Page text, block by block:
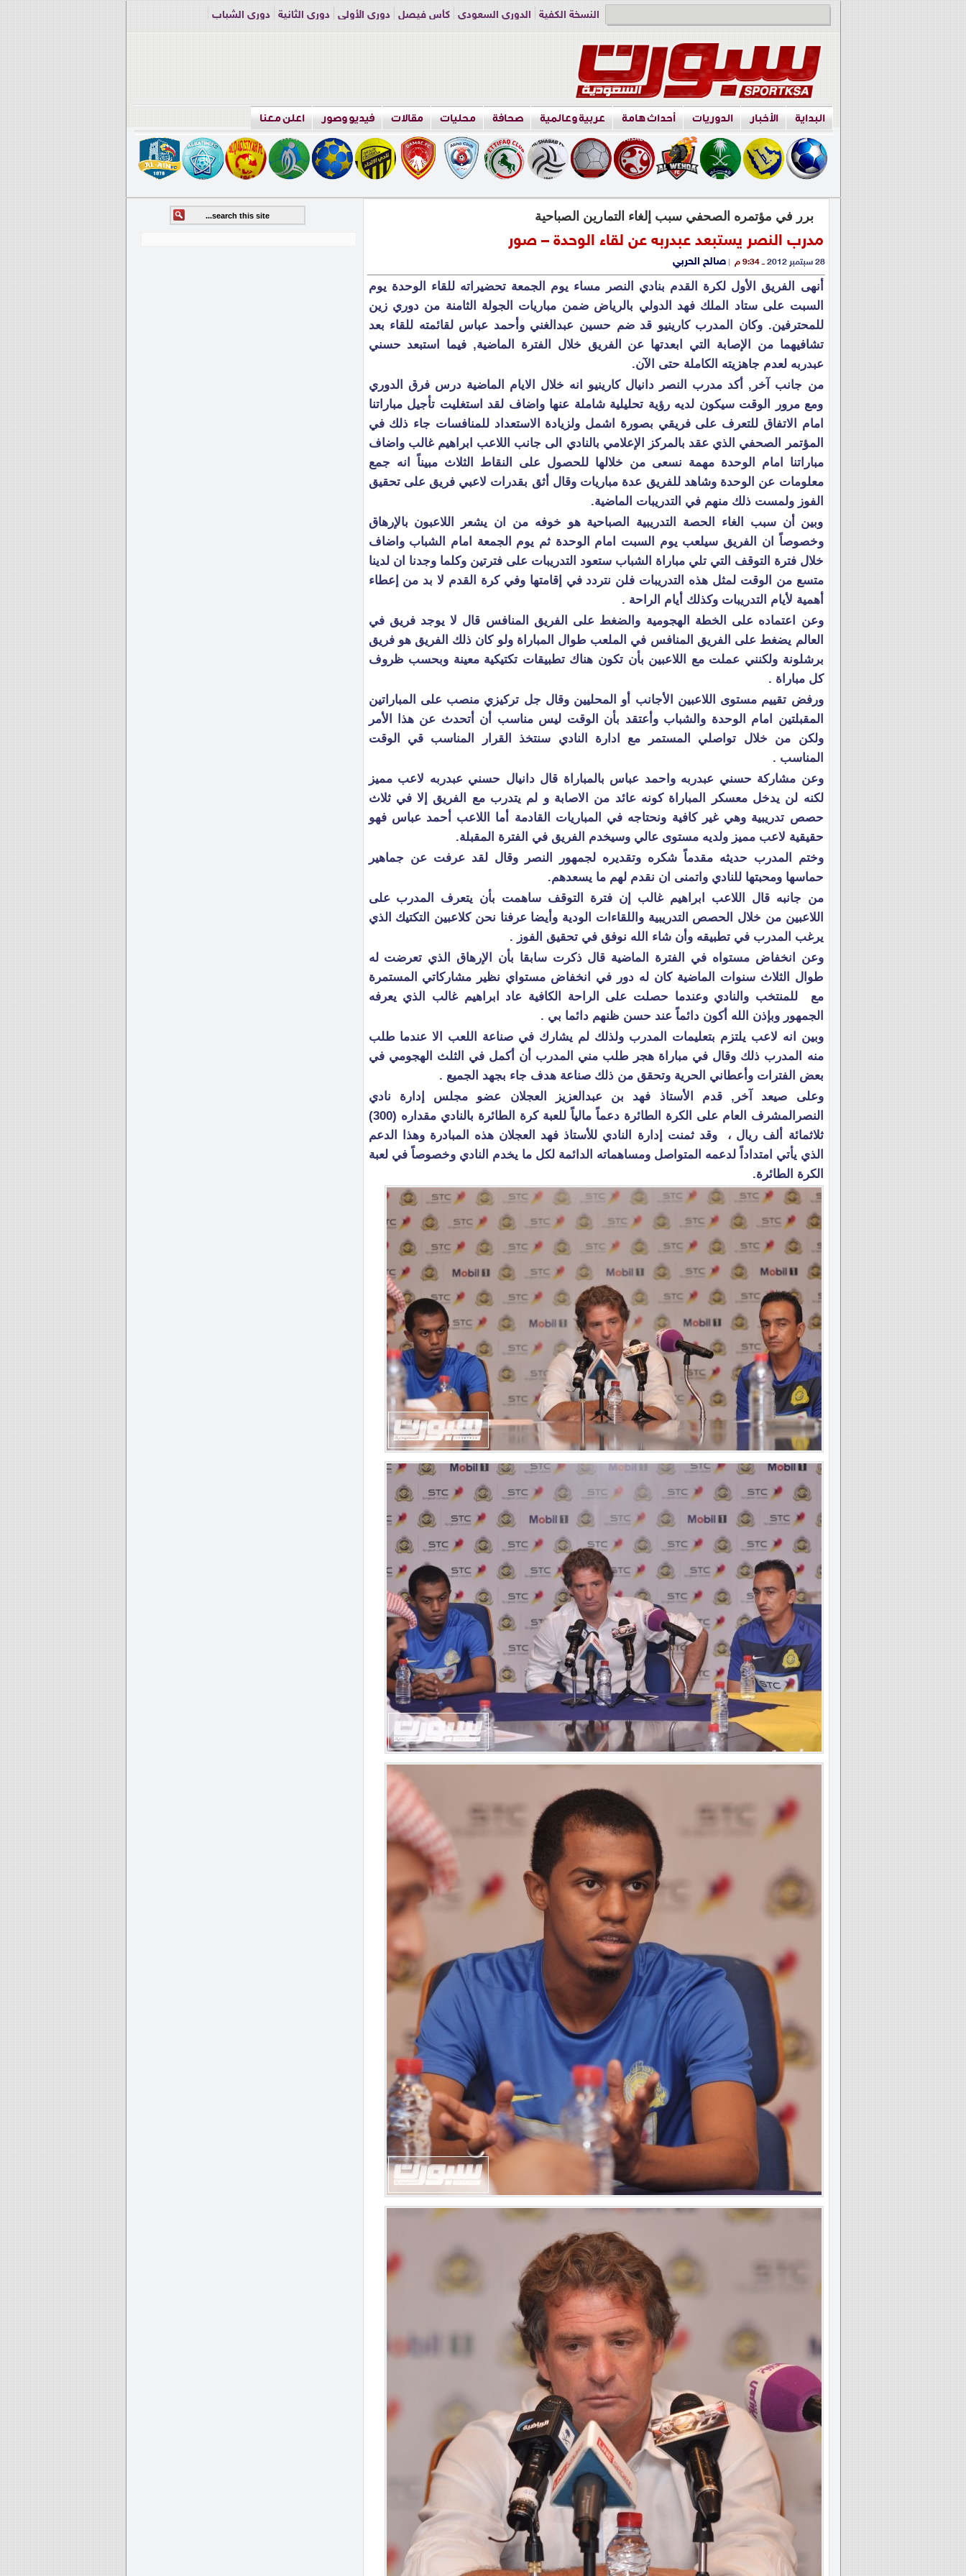
النسخة الكفية الدوري السعودي كأس فيصل دوري الأولى دوري الثانية
دوري الشباب
البداية الأخبار الدوريات أحداث هامة عربية وعالمية صحافة محليات مقالات فيديو وصور اعلن معنا
برر في مؤتمره الصحفي سبب إلغاء التمارين الصباحية
مدرب النصر يستبعد عبدربه عن لقاء الوحدة – صور
28 سبتمبر 2012 ــ 9:34 م |صالح الحربي
أنهى الفريق الأول لكرة القدم بنادي النصر مساء يوم الجمعة تحضيراته للقاء الوحدة يوم
السبت على ستاد الملك فهد الدولي بالرياض ضمن مباريات الجولة الثامنة من دوري زين
للمحترفين. وكان المدرب كارينيو قد ضم حسين عبدالغني وأحمد عباس لقائمته للقاء بعد
تشافيهما من الإصابة التي ابعدتها عن الفريق خلال الفترة الماضية, فيما استبعد حسني
عبدربه لعدم جاهزيته الكاملة حتى الآن.
من جانب آخر, أكد مدرب النصر دانيال كارينيو انه خلال الايام الماضية درس فرق الدوري
ومع مرور الوقت سيكون لديه رؤية تحليلية شاملة عنها واضاف لقد استغليت تأجيل مباراتنا
امام الاتفاق للتعرف على فريقي بصورة اشمل ولزيادة الاستعداد للمنافسات جاء ذلك في
المؤتمر الصحفي الذي عقد بالمركز الإعلامي بالنادي الى جانب اللاعب ابراهيم غالب واضاف
مباراتنا امام الوحدة مهمة نسعى من خلالها للحصول على النقاط الثلاث مبيناً انه جمع
معلومات عن الوحدة وشاهد للفريق عدة مباريات وقال أثق بقدرات لاعبي فريق على تحقيق
الفوز ولمست ذلك منهم في التدريبات الماضية.
وبين أن سبب الغاء الحصة التدريبية الصباحية هو خوفه من ان يشعر اللاعبون بالإرهاق
وخصوصاً ان الفريق سيلعب يوم السبت امام الوحدة ثم يوم الجمعة امام الشباب واضاف
خلال فترة التوقف التي تلي مباراة الشباب ستعود التدريبات على فترتين وكلما وجدنا ان لدينا
متسع من الوقت لمثل هذه التدريبات فلن نتردد في إقامتها وفي كرة القدم لا بد من إعطاء
أهمية لأيام التدريبات وكذلك أيام الراحة .
وعن اعتماده على الخطة الهجومية والضغط على الفريق المنافس قال لا يوجد فريق في
العالم يضغط على الفريق المنافس في الملعب طوال المباراة ولو كان ذلك الفريق هو فريق
برشلونة ولكنني عملت مع اللاعبين بأن تكون هناك تطبيقات تكتيكية معينة وبحسب ظروف
كل مباراة .
ورفض تقييم مستوى اللاعبين الأجانب أو المحليين وقال جل تركيزي منصب على المباراتين
المقبلتين امام الوحدة والشباب وأعتقد بأن الوقت ليس مناسب أن أتحدث عن هذا الأمر
ولكن من خلال تواصلي المستمر مع ادارة النادي سنتخذ القرار المناسب قي الوقت
المناسب .
وعن مشاركة حسني عبدربه واحمد عباس بالمباراة قال دانيال حسني عبدربه لاعب مميز
لكنه لن يدخل معسكر المباراة كونه عائد من الاصابة و لم يتدرب مع الفريق إلا في ثلاث
حصص تدريبية وهي غير كافية ونحتاجه في المباريات القادمة أما اللاعب أحمد عباس فهو
حقيقية لاعب مميز ولديه مستوى عالي وسيخدم الفريق في الفترة المقبلة.
وختم المدرب حديثه مقدماً شكره وتقديره لجمهور النصر وقال لقد عرفت عن جماهير
حماسها ومحبتها للنادي واتمنى ان نقدم لهم ما يسعدهم.
من جانبه قال اللاعب ابراهيم غالب إن فترة التوقف ساهمت بأن يتعرف المدرب على
اللاعبين من خلال الحصص التدريبية واللقاءات الودية وأيضا عرفنا نحن كلاعبين التكتيك الذي
يرغب المدرب في تطبيقه وأن شاء الله نوفق في تحقيق الفوز .
وعن انخفاض مستواه في الفترة الماضية قال ذكرت سابقا بأن الإرهاق الذي تعرضت له
طوال الثلاث سنوات الماضية كان له دور في انخفاض مستواي نظير مشاركاتي المستمرة
مع للمنتخب والنادي وعندما حصلت على الراحة الكافية عاد ابراهيم غالب الذي يعرفه
الجمهور وبإذن الله أكون دائماً عند حسن ظنهم دائما بي .
وبين انه لاعب يلتزم بتعليمات المدرب ولذلك لم يشارك في صناعة اللعب الا عندما طلب
منه المدرب ذلك وقال في مباراة هجر طلب مني المدرب أن أكمل في الثلث الهجومي في
بعض الفترات وأعطاني الحرية وتحقق من ذلك صناعة هدف جاء بجهد الجميع .
وعلى صيعد آخر, قدم الأستاذ فهد بن عبدالعزيز العجلان عضو مجلس إدارة نادي
النصرالمشرف العام على الكرة الطائرة دعماً مالياً للعبة كرة الطائرة بالنادي مقداره (300)
ثلاثمائة ألف ريال ، وقد ثمنت إدارة النادي للأستاذ فهد العجلان هذه المبادرة وهذا الدعم
الذي يأتي امتداداً لدعمه المتواصل ومساهماته الدائمة لكل ما يخدم النادي وخصوصاً في لعبة
الكرة الطائرة.